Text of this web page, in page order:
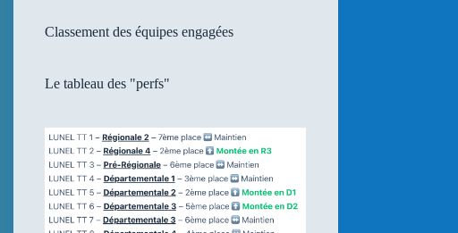
Classement des équipes engagées
Le tableau des "perfs"